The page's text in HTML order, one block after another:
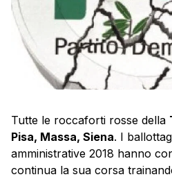
Tutte le roccaforti rosse della
Pisa, Massa, Siena. I
amministrative 2018 hanno
continua la sua corsa